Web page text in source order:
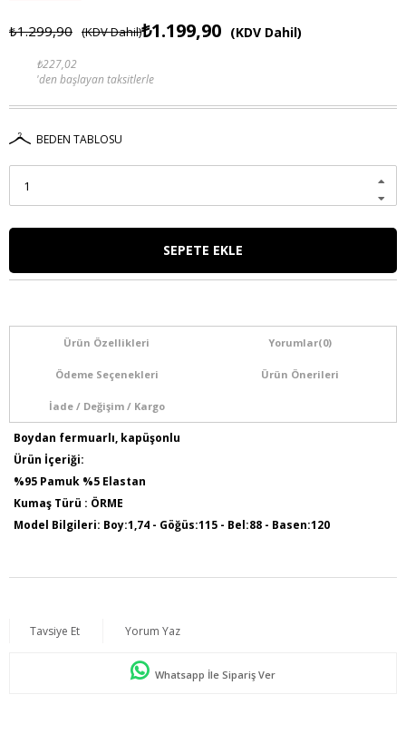
₺1.299,90 (KDV Dahil)₺1.199,90 (KDV Dahil)
₺227,02
'den başlayan taksitlerle
BEDEN TABLOSU
Ürün Özellikleri Yorumlar(0)
Ödeme Seçenekleri Ürün Önerileri
İade / Değişim / Kargo
Boydan fermuarlı, kapüşonlu
Ürün İçeriği:
%95 Pamuk %5 Elastan
Kumaş Türü : ÖRME
Model Bilgileri: Boy:1,74 - Göğüs:115 - Bel:88 - Basen:120
Tavsiye Et Yorum Yaz
Whatsapp İle Sipariş Ver